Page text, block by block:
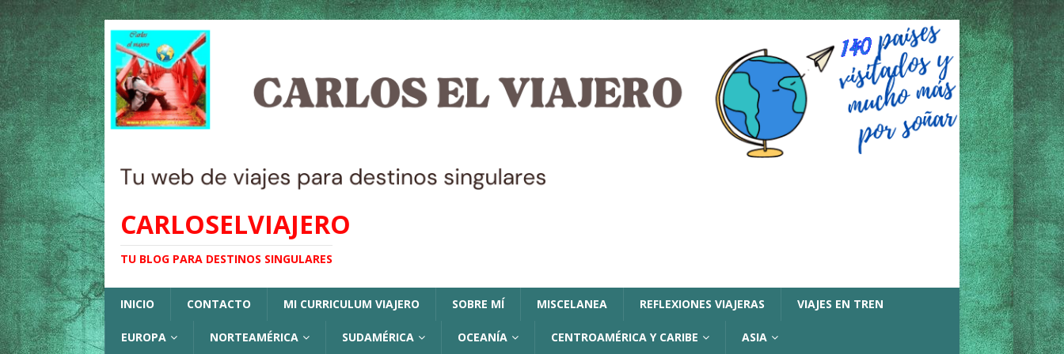
CARLOSELVIAJERO
TU BLOG PARA DESTINOS SINGULARES
INICIO CONTACTO MI CURRICULUM VIAJERO SOBRE MÍ MISCELANEA REFLEXIONES VIAJERAS VIAJES EN TREN
EUROPA NORTEAMÉRICA SUDAMÉRICA OCEANÍA CENTROAMÉRICA Y CARIBE ASIA